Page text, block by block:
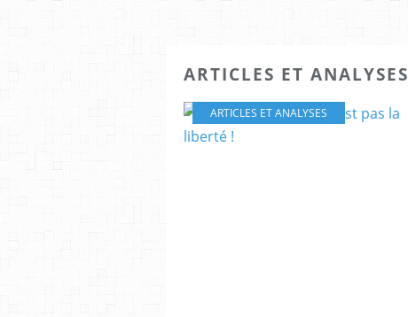
ARTICLES ET ANALYSES
ARTICLES ET ANALYSES